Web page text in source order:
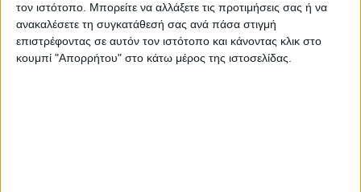
τον ιστότοπο. Μπορείτε να αλλάξετε τις προτιμήσεις σας ή να
ανακαλέσετε τη συγκατάθεσή σας ανά πάσα στιγμή
επιστρέφοντας σε αυτόν τον ιστότοπο και κάνοντας κλικ στο
κουμπί "Απορρήτου" στο κάτω μέρος της ιστοσελίδας.
Ηταν ιδιαίτερα δραστήριος καλλιτεχνικά,
αφού είχε γράψει ποιητικές συλλογές,
μουσικές για τραγούδια και θεατρικά έργα,